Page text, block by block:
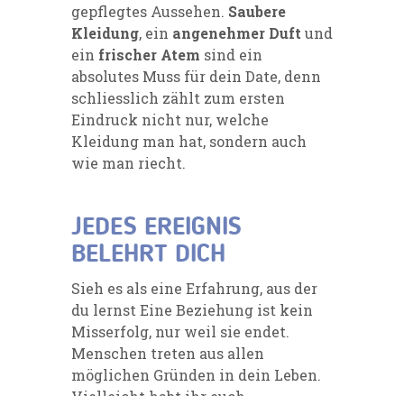
gepflegtes Aussehen. Saubere
Kleidung, ein angenehmer Duft und
ein frischer Atem sind ein
absolutes Muss für dein Date, denn
schliesslich zählt zum ersten
Eindruck nicht nur, welche
Kleidung man hat, sondern auch
wie man riecht.
JEDES EREIGNIS
BELEHRT DICH
Sieh es als eine Erfahrung, aus der
du lernst Eine Beziehung ist kein
Misserfolg, nur weil sie endet.
Menschen treten aus allen
möglichen Gründen in dein Leben.